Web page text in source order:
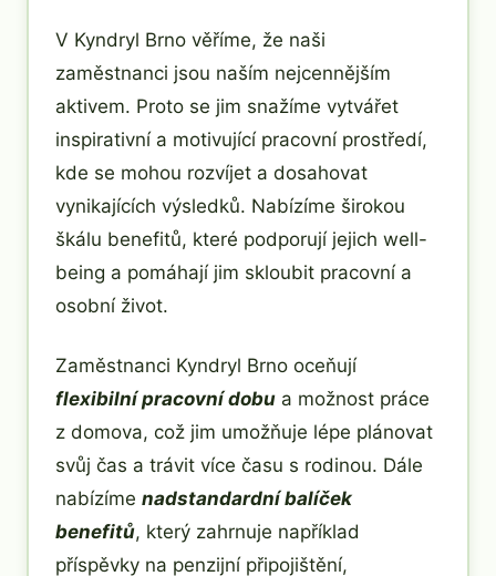
V Kyndryl Brno věříme, že naši
zaměstnanci jsou naším nejcennějším
aktivem. Proto se jim snažíme vytvářet
inspirativní a motivující pracovní prostředí,
kde se mohou rozvíjet a dosahovat
vynikajících výsledků. Nabízíme širokou
škálu benefitů, které podporují jejich well-
being a pomáhají jim skloubit pracovní a
osobní život.
Zaměstnanci Kyndryl Brno oceňují
flexibilní pracovní dobu a možnost práce
z domova, což jim umožňuje lépe plánovat
svůj čas a trávit více času s rodinou. Dále
nabízíme nadstandardní balíček
benefitů, který zahrnuje například
příspěvky na penzijní připojištění,